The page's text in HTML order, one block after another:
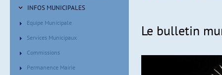
INFOS MUNICIPALES
Equipe Municipale
Services Municipaux
Commissions
Permanence Mairie
Le bulletin